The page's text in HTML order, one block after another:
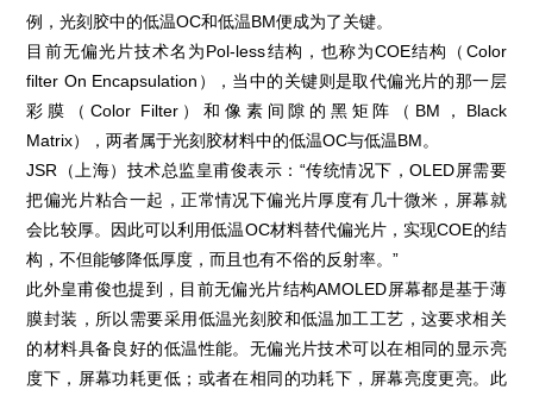
例，光刻胶中的低温OC和低温BM便成为了关键。
目前无偏光片技术名为Pol-less结构，也称为COE结构（Color
filter On Encapsulation），当中的关键则是取代偏光片的那一层
彩膜（Color Filter）和像素间隙的黑矩阵（BM，Black
Matrix），两者属于光刻胶材料中的低温OC与低温BM。
JSR（上海）技术总监皇甫俊表示：“传统情况下，OLED屏需要
把偏光片粘合一起，正常情况下偏光片厚度有几十微米，屏幕就
会比较厚。因此可以利用低温OC材料替代偏光片，实现COE的结
构，不但能够降低厚度，而且也有不俗的反射率。”
此外皇甫俊也提到，目前无偏光片结构AMOLED屏幕都是基于薄
膜封装，所以需要采用低温光刻胶和低温加工工艺，这要求相关
的材料具备良好的低温性能。无偏光片技术可以在相同的显示亮
度下，屏幕功耗更低；或者在相同的功耗下，屏幕亮度更亮。此